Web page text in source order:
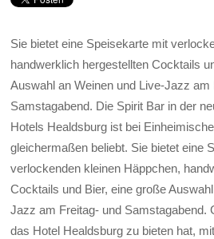
Sie bietet eine Speisekarte mit
handwerklich hergestellten Cocktails
Auswahl an Weinen und Live-Jazz am
Samstagabend. Die Spirit Bar in der
Hotels Healdsburg ist bei
gleichermaßen beliebt. Sie bietet eine
verlockenden kleinen Häppchen,
Cocktails und Bier, eine große
Jazz am Freitag- und Samstagabend.
das Hotel Healdsburg zu bieten hat,